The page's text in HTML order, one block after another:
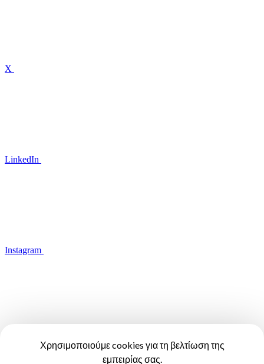
X
LinkedIn
Instagram
Χρησιμοποιούμε cookies για τη βελτίωση της
εμπειρίας σας.